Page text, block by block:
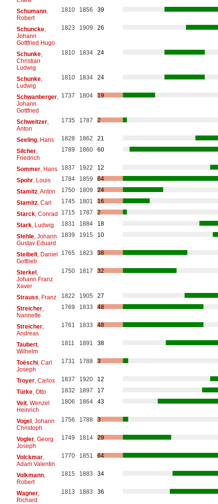
Schumann,
Robert
1810 1856 39
Schuncke,
Johann
Gottfried Hugo
1823 1909 26
Schunke,
Christian
Ludwig
1810 1834 24
Schunke,
Ludwig
1810 1834 24
Schwanberger,
Johann
Gottfried
1737 1804 19
Schweitzer,
Anton
1735 1787 2
Seeling, Hans 1828 1862
21
Silcher,
Friedrich
1789 1860 60
Sommer, Hans 1837 1922
12
Spohr, Louis 1784 1859
64
Stamitz, Anton 1750 1809
24
Stamitz, Carl 1745 1801
16
Starck, Conrad 1715 1787
2
Stark, Ludwig 1831 1884
18
Stehle, Johann
Gustav Eduard
1839 1915 10
Steibelt, Daniel
Gottlieb
1765 1823 38
Sterkel,
Johann Franz
Xaver
1750 1817 32
Strauss , Franz 1822 1905
27
Streicher,
Nannette
1769 1833 48
Streicher,
Andreas
1761 1833 48
Taubert,
Wilhelm
1811 1891 38
Toëschi, Carl
Joseph
1731 1788 3
Troyer, Carlos 1837 1920
12
Türke, Otto 1832 1897
17
Veit, Wenzel
Heinrich
1806 1864 43
Vogel, Johann
Christoph
1756 1788 3
Vogler, Georg
Joseph
1749 1814 29
Volckmar,
Adam Valentin
1770 1851 64
Volkmann,
Robert
1815 1883 34
Wagner,
Richard
1813 1883 36